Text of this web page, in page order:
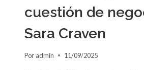
cuestión de
Sara Craven
Por admin 11/09/2025